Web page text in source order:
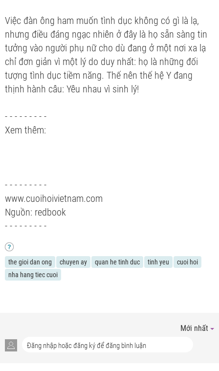
Việc đàn ông ham muốn tình dục không có gì là lạ,
nhưng điều đáng ngạc nhiên ở đây là họ sẵn sàng tin
tưởng vào người phụ nữ cho dù đang ở một nơi xa lạ
chỉ đơn giản vì một lý do duy nhất: họ là những đối
tượng tình dục tiềm năng. Thế nên thế hệ Y đang
thịnh hành câu: Yêu nhau vì sinh lý!
- - - - - - - - -
Xem thêm:
- - - - - - - - -
www.cuoihoivietnam.com
Nguồn: redbook
- - - - - - - - -
the gioi dan ong chuyen ay quan he tinh duc tinh yeu
cuoi hoi
nha hang tiec cuoi
Mới nhất